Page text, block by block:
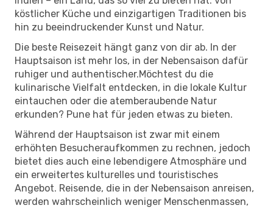
köstlicher Küche und einzigartigen Traditionen bis
hin zu beeindruckender Kunst und Natur.
Die beste Reisezeit hängt ganz von dir ab. In der
Hauptsaison ist mehr los, in der Nebensaison dafür
ruhiger und authentischer.Möchtest du die
kulinarische Vielfalt entdecken, in die lokale Kultur
eintauchen oder die atemberaubende Natur
erkunden? Pune hat für jeden etwas zu bieten.
Während der Hauptsaison ist zwar mit einem
erhöhten Besucheraufkommen zu rechnen, jedoch
bietet dies auch eine lebendigere Atmosphäre und
ein erweitertes kulturelles und touristisches
Angebot. Reisende, die in der Nebensaison anreisen,
werden wahrscheinlich weniger Menschenmassen,